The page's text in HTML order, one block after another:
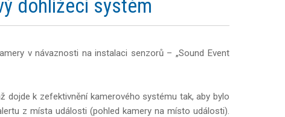
dohlížecí systém
v návaznosti na instalaci senzorů – „Sound Event
dojde k zefektivnění kamerového systému tak, aby bylo
z místa události (pohled kamery na místo události).